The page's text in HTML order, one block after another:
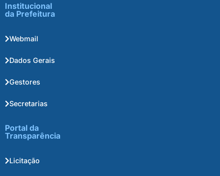
Institucional
da Prefeitura
Webmail
Dados Gerais
Gestores
Secretarias
Portal da
Transparência
Licitação